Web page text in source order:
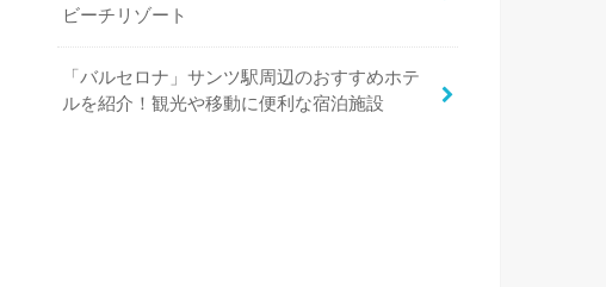
ビーチリゾート
「バルセロナ」サンツ駅周辺のおすすめホテ
ルを紹介！観光や移動に便利な宿泊施設